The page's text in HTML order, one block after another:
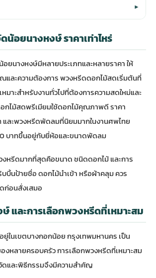
▾
น้อยนางหงษ์ ราคาเท่าไหร่
ยนางหงษ์มีหลายประเภทและหลายราคา ให้
และความต้องการ พวงหรีดดอกไม้สดเริ่มต้นที่
มาะสำหรับงานทั่วไปที่ต้องการความสดใหม่และ
กไม้สดพรีเมียมใช้ดอกไม้คุณภาพดี ราคา
ละพวงหรีดพัดลมที่นิยมมากในงานศพไทย
บาทขึ้นอยู่กับยี่ห้อและขนาดพัดลม
หรีดมากที่สุดคือขนาด ชนิดดอกไม้ และการ
บิ้นป้ายชื่อ ดอกไม้นำเข้า หรือผ้าคลุม ควร
ก่อนสั่งเสมอ
และการเลือกพวงหรีดที่เหมาะสม
ในเขตบางกอกน้อย กรุงเทพมหานคร เป็น
หลายครอบครัว การเลือกพวงหรีดที่เหมาะสม
และพิธีกรรมจึงมีความสำคัญ